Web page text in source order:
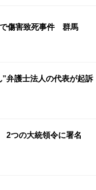
傷害致死事件 群馬
弁護士法人の代表が起訴
2つの大統領令に署名